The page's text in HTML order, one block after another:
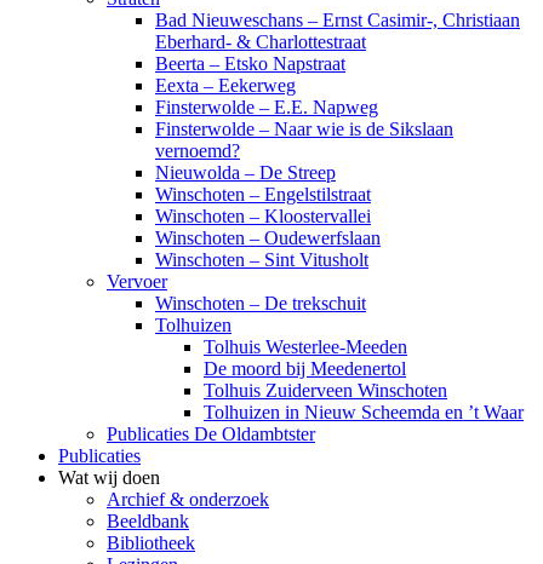
Bad Nieuweschans – Ernst Casimir-, Christiaan
Eberhard- & Charlottestraat
Beerta – Etsko Napstraat
Eexta – Eekerweg
Finsterwolde – E.E. Napweg
Finsterwolde – Naar wie is de Sikslaan
vernoemd?
Nieuwolda – De Streep
Winschoten – Engelstilstraat
Winschoten – Kloostervallei
Winschoten – Oudewerfslaan
Winschoten – Sint Vitusholt
Vervoer
Winschoten – De trekschuit
Tolhuizen
Tolhuis Westerlee-Meeden
De moord bij Meedenertol
Tolhuis Zuiderveen Winschoten
Tolhuizen in Nieuw Scheemda en ’t Waar
Publicaties De Oldambtster
Publicaties
Wat wij doen
Archief & onderzoek
Beeldbank
Bibliotheek